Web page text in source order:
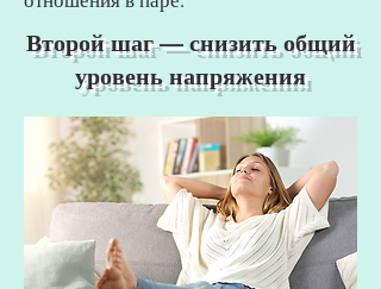
Второй шаг — снизить общий
уровень напряжения